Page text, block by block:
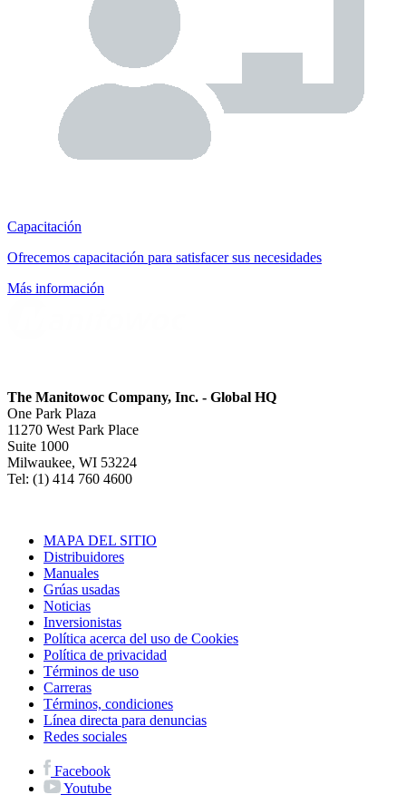
Capacitación
Ofrecemos capacitación para satisfacer sus necesidades
Más información
The Manitowoc Company, Inc. - Global HQ
One Park Plaza
11270 West Park Place
Suite 1000
Milwaukee, WI 53224
Tel: (1) 414 760 4600
MAPA DEL SITIO
Distribuidores
Manuales
Grúas usadas
Noticias
Inversionistas
Política acerca del uso de Cookies
Política de privacidad
Términos de uso
Carreras
Términos, condiciones
Línea directa para denuncias
Redes sociales
Facebook
Youtube